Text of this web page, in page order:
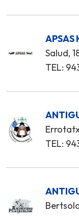
APSAS
Salud,
TEL:
TEL: